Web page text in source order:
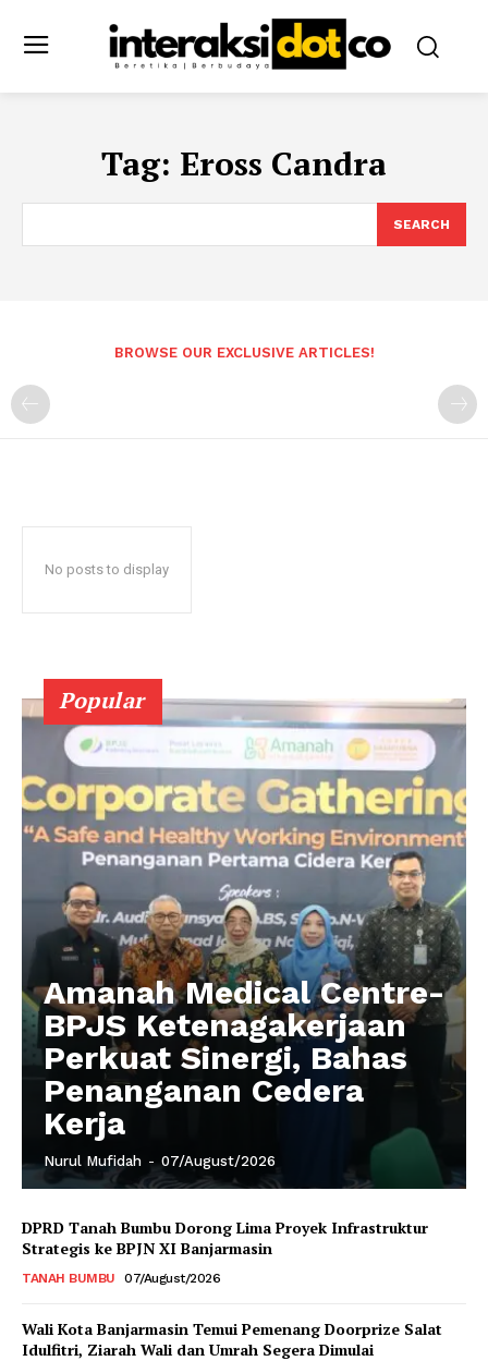
Tag: Eross Candra
SEARCH
BROWSE OUR EXCLUSIVE ARTICLES!
No posts to display
Popular
Amanah Medical Centre-
BPJS Ketenagakerjaan
Perkuat Sinergi, Bahas
Penanganan Cedera
Kerja
Nurul Mufidah - 07/August/2026
DPRD Tanah Bumbu Dorong Lima Proyek Infrastruktur
Strategis ke BPJN XI Banjarmasin
TANAH BUMBU 07/August/2026
Wali Kota Banjarmasin Temui Pemenang Doorprize Salat
Idulfitri, Ziarah Wali dan Umrah Segera Dimulai